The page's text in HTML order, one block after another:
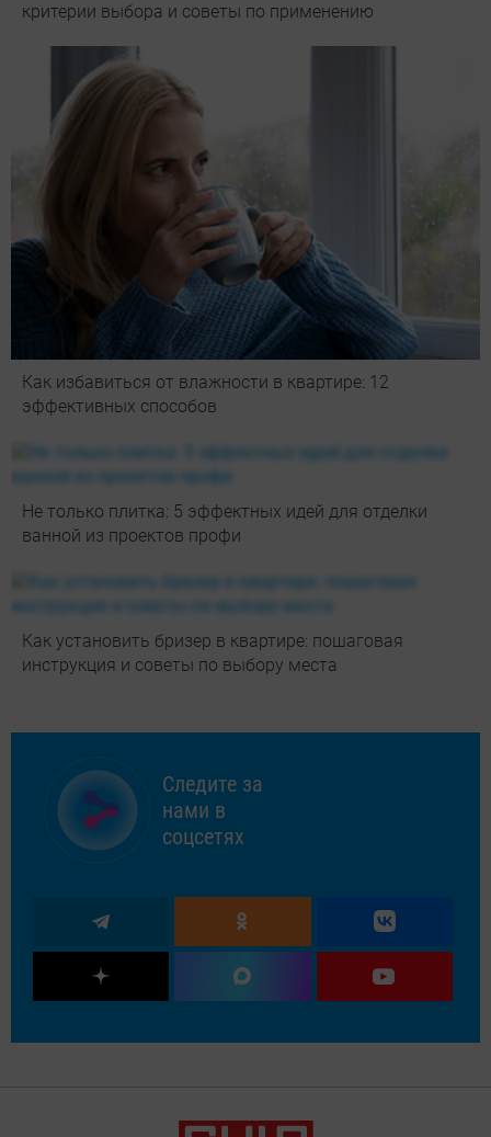
критерии выбора и советы по применению
Как избавиться от влажности в квартире: 12
эффективных способов
Не только плитка: 5 эффектных идей для отделки
ванной из проектов профи
Как установить бризер в квартире: пошаговая
инструкция и советы по выбору места
Следите за
нами в
соцсетях